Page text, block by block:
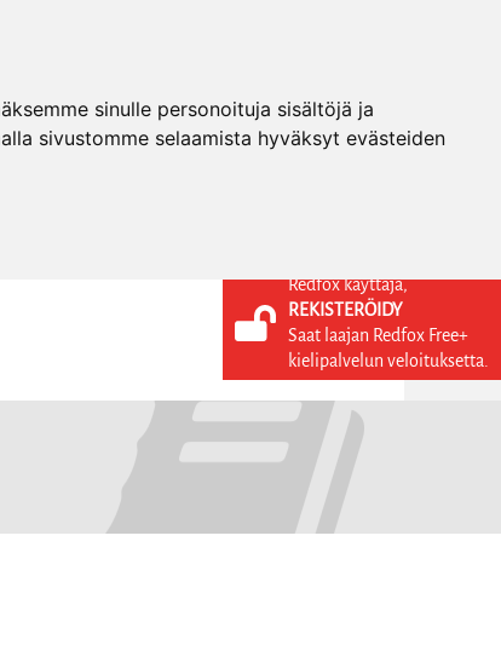
sinulle personoituja sisältöjä ja
sivustomme selaamista hyväksyt evästeiden
KIRJAUDU SISÄÄN
REKISTERÖIDY
FI
Redfox käyttäjä,
REKISTERÖIDY
Saat laajan Redfox Free+
kielipalvelun veloituksetta.